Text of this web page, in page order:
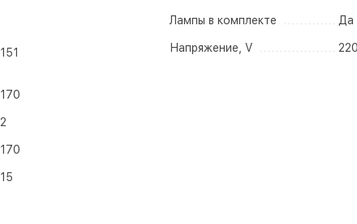
151
170
2
170
15
Лампы в комплекте Да
Напряжение, V 220